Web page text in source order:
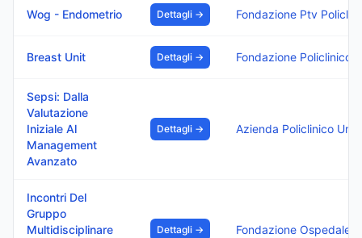
Wog - Endometrio Dettagli →
Breast Unit Dettagli →
Sepsi: Dalla
Valutazione
Iniziale Al
Management
Avanzato
Dettagli →
Incontri Del
Gruppo
Multidisciplinare
Dettagli →